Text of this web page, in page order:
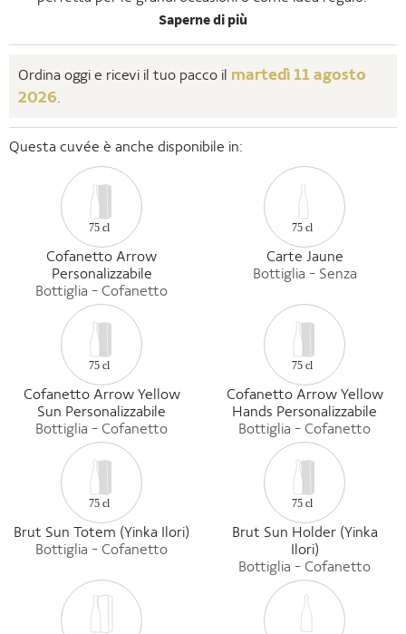
Saperne di più
Ordina oggi e ricevi il tuo pacco il martedì 11 agosto
2026.
Questa cuvée è anche disponibile in:
75 cl
Cofanetto Arrow
Personalizzabile
Bottiglia - Cofanetto
75 cl
Carte Jaune
Bottiglia - Senza
75 cl
Cofanetto Arrow Yellow
Sun Personalizzabile
Bottiglia - Cofanetto
75 cl
Cofanetto Arrow Yellow
Hands Personalizzabile
Bottiglia - Cofanetto
75 cl
Brut Sun Totem (Yinka Ilori)
Bottiglia - Cofanetto
75 cl
Brut Sun Holder (Yinka
Ilori)
Bottiglia - Cofanetto